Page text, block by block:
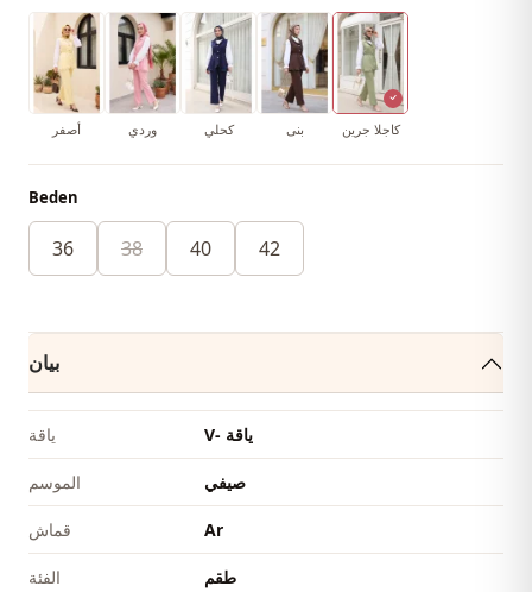
أصفر وردي كحلي بنى كاجلا جرين
Beden
36 38 40 42
بيان
ياقة V- ياقة
الموسم صيفي
قماش Ar
الفئة طقم